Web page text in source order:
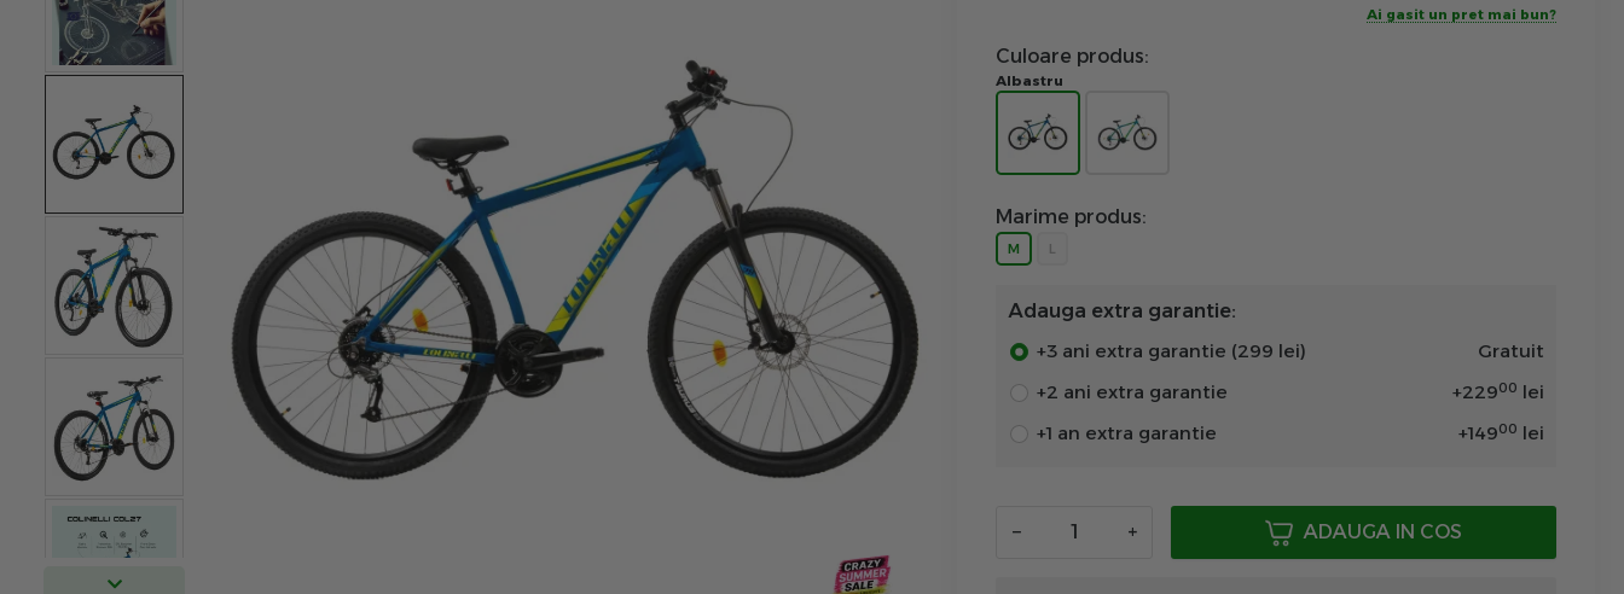
Ai gasit un pret mai bun?
Culoare produs:
Albastru
Marime produs:
M L
Adauga extra garantie:
+3 ani extra garantie (299 lei)
Gratuit
+2 ani extra garantie
+22900 lei
+1 an extra garantie
+14900 lei
− + ADAUGA IN COS